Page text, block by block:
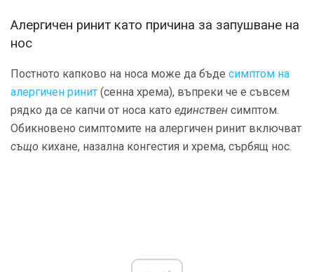
Алергичен ринит като причина за запушване на
нос
Постното капково на носа може да бъде симптом на
алергичен ринит (сенна хрема), въпреки че е съвсем
рядко да се капчи от носа като единствен симптом.
Обикновено симптомите на алергичен ринит включват
също кихане, назална конгестия и хрема, сърбящ нос.